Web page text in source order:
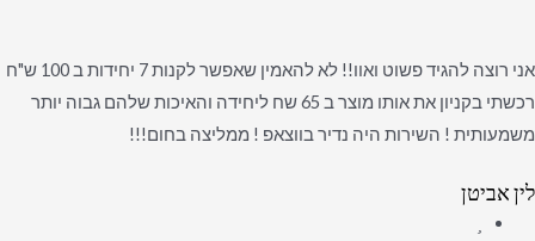
אני רוצה להגיד פשוט ואוו!! לא להאמין שאפשר לקנות 7 יחידות ב 100 ש"ח
רכשתי בקניון את אותו מוצר ב 65 שח ליחידה והאיכות שלהם גבוה יותר
משמעותית ! השירות היה נדיר בווצאפ ! ממליצה בחום!!!
לין אביטן